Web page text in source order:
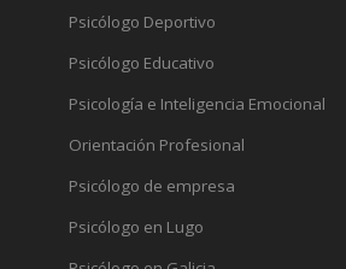
Psicólogo Deportivo
Psicólogo Educativo
Psicología e Inteligencia Emocional
Orientación Profesional
Psicólogo de empresa
Psicólogo en Lugo